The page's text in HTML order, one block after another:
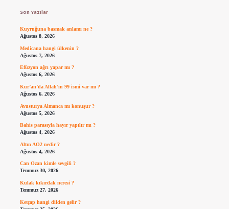
Son Yazılar
Kuyruğuna basmak anlamı ne ?
Ağustos 8, 2026
Medicana hangi ülkenin ?
Ağustos 7, 2026
Efüzyon ağrı yapar mı ?
Ağustos 6, 2026
Kur’an’da Allah’ın 99 ismi var mı ?
Ağustos 6, 2026
Avusturya Almanca mı konuşur ?
Ağustos 5, 2026
Bahis parasıyla hayır yapılır mı ?
Ağustos 4, 2026
Altın AO2 nedir ?
Ağustos 4, 2026
Can Ozan kimle sevgili ?
Temmuz 30, 2026
Kulak kıkırdak neresi ?
Temmuz 27, 2026
Ketçap hangi dilden gelir ?